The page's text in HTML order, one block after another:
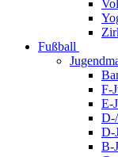
Fußball
F-
E-
D-
B-